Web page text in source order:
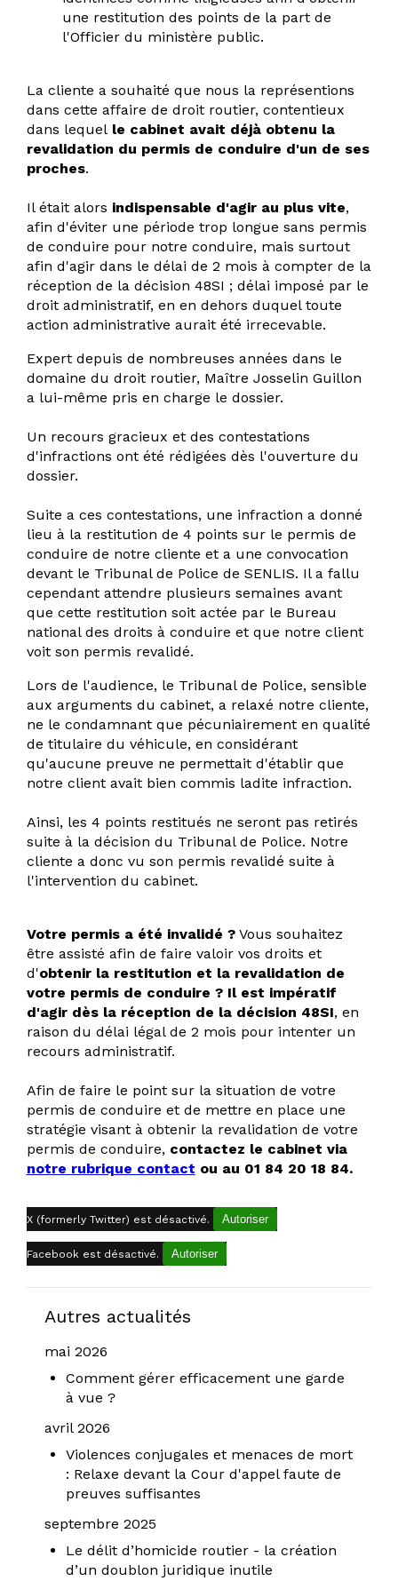
une restitution des points de la part de
l'Officier du ministère public.
La cliente a souhaité que nous la représentions
dans cette affaire de droit routier, contentieux
dans lequelle cabinet avait déjà obtenu la
revalidation du permis de conduire d'un de ses
proches.
Il était alors indispensable d'agir au plus vite,
afin d'éviter une période trop longue sans permis
de conduire pour notre conduire, mais surtout
afin d'agir dans le délai de 2 mois à compter de la
réception de la décision 48SI ; délai imposé par le
droit administratif, en en dehors duquel toute
action administrative aurait été irrecevable.
Expert depuis de nombreuses années dans le
domaine du droit routier, Maître Josselin Guillon
a lui-même pris en charge le dossier.
Un recours gracieux et des contestations
d'infractions ont été rédigées dès l'ouverture du
dossier.
Suite a ces contestations, une infraction a donné
lieu à la restitution de 4 points sur le permis de
conduire de notre cliente et a une convocation
devant le Tribunal de Police de SENLIS. Il a fallu
cependant attendre plusieurs semaines avant
que cette restitution soit actée par le Bureau
national des droits à conduire et que notre client
voit son permis revalidé.
Lors de l'audience, le Tribunal de Police, sensible
aux arguments du cabinet, a relaxé notre cliente,
ne le condamnant que pécuniairement en qualité
de titulaire du véhicule, en considérant
qu'aucune preuve ne permettait d'établir que
notre client avait bien commis ladite infraction.
Ainsi, les 4 points restitués ne seront pas retirés
suite à la décision du Tribunal de Police. Notre
cliente a donc vu son permis revalidé suite à
l'intervention du cabinet.
Votre permis a été invalidé ?Vous souhaitez
être assisté afin de faire valoir vos droits et
d'obtenir la restitution et la revalidation de
votre permis de conduire ? Il est impératif
d'agir dès la réception de la décision 48SI, en
raison du délai légal de 2 mois pour intenter un
recours administratif.
Afin de faire le point sur la situation de votre
permis de conduire et de mettre en place une
stratégie visant à obtenir la revalidation de votre
permis de conduire, contactez le cabinet via
notre rubrique contact ou au 01 84 20 18 84.
X (formerly Twitter) est désactivé. Autoriser
Facebook est désactivé. Autoriser
Autres actualités
mai 2026
Comment gérer efficacement une garde
à vue ?
avril 2026
Violences conjugales et menaces de mort
: Relaxe devant la Cour d'appel faute de
preuves suffisantes
septembre 2025
Le délit d’homicide routier - la création
d’un doublon juridique inutile